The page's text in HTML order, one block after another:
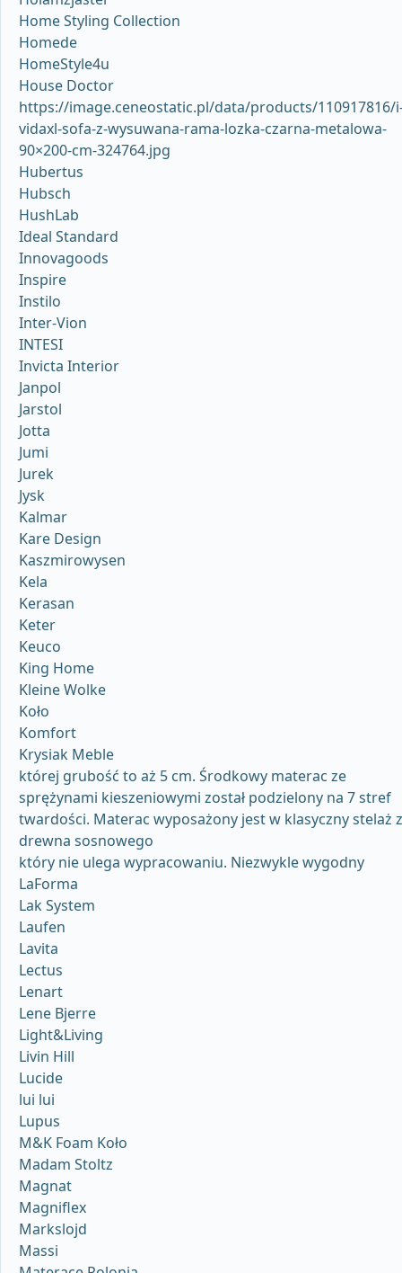
Home Styling Collection
Homede
HomeStyle4u
House Doctor
https://image.ceneostatic.pl/data/products/110917816/
vidaxl-sofa-z-wysuwana-rama-lozka-czarna-metalowa-
90×200-cm-324764.jpg
Hubertus
Hubsch
HushLab
Ideal Standard
Innovagoods
Inspire
Instilo
Inter-Vion
INTESI
Invicta Interior
Janpol
Jarstol
Jotta
Jumi
Jurek
Jysk
Kalmar
Kare Design
Kaszmirowysen
Kela
Kerasan
Keter
Keuco
King Home
Kleine Wolke
Koło
Komfort
Krysiak Meble
której grubość to aż 5 cm. Środkowy materac ze
sprężynami kieszeniowymi został podzielony na 7 stref
twardości. Materac wyposażony jest w klasyczny stelaż z
drewna sosnowego
który nie ulega wypracowaniu. Niezwykle wygodny
LaForma
Lak System
Laufen
Lavita
Lectus
Lenart
Lene Bjerre
Light&Living
Livin Hill
Lucide
lui lui
Lupus
M&K Foam Koło
Madam Stoltz
Magnat
Magniflex
Markslojd
Massi